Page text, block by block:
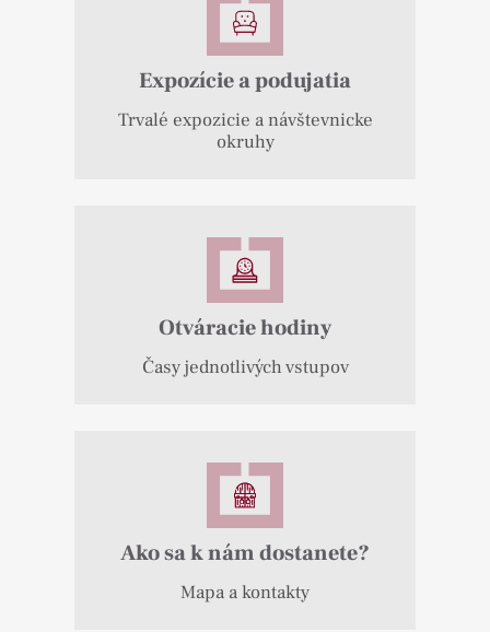
Expozície a podujatia
Trvalé expozicie a návštevnicke
okruhy
Otváracie hodiny
Časy jednotlivých vstupov
Ako sa k nám dostanete?
Mapa a kontakty